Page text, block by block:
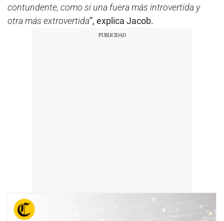
contundente, como si una fuera más introvertida y
otra más extrovertida”, explica Jacob.